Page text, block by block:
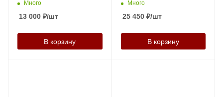
Много
13 000 ₽/шт
В корзину
Много
25 450₽/шт
В корзину